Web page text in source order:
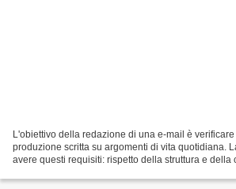
L'obiettivo della redazione di una e-mail è
produzione scritta su argomenti di vita quotidiana.
avere questi requisiti: rispetto della struttura e della